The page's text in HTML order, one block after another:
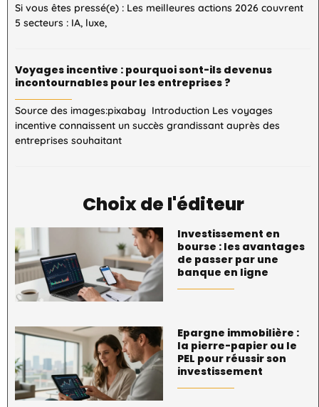
Si vous êtes pressé(e) : Les meilleures actions 2026 couvrent
5 secteurs : IA, luxe,
Voyages incentive : pourquoi sont-ils devenus
incontournables pour les entreprises ?
Source des images:pixabay Introduction Les voyages
incentive connaissent un succès grandissant auprès des
entreprises souhaitant
Choix de l'éditeur
Investissement en
bourse : les avantages
de passer par une
banque en ligne
Epargne immobilière :
la pierre-papier ou le
PEL pour réussir son
investissement